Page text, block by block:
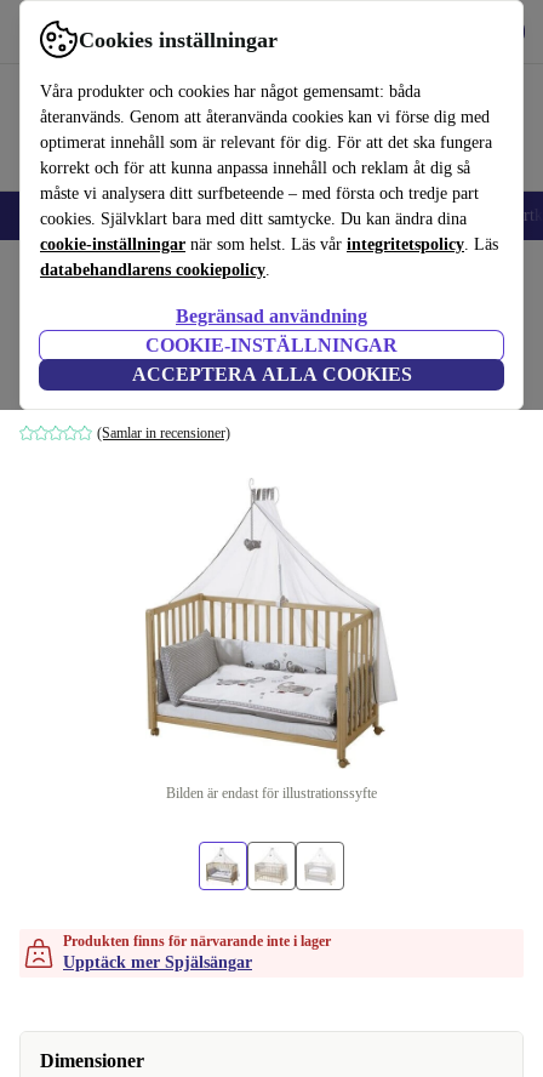
Cookies inställningar
Våra produkter och cookies har något gemensamt: båda
återanvänds. Genom att återanvända cookies kan vi förse dig med
optimerat innehåll som är relevant för dig. För att det ska fungera
korrekt och för att kunna anpassa innehåll och reklam åt dig så
måste vi analysera ditt surfbeteende – med första och tredje part
cookies. Självklart bara med ditt samtycke. Du kan ändra dina
cookie-inställningar när som helst. Läs vår integritetspolicy. Läs
databehandlarens cookiepolicy.
Begränsad användning
COOKIE-INSTÄLLNINGAR
ACCEPTERA ALLA COOKIES
Använd refurbed snabbt och enkelt
🎒 Back to school Mobiltelefoner Bärbara datorer Surfplattor
Hem Barn & ungar Spjälsängar
Roba Room Bed Jumbotwins säng som
står intill
brun
(Samlar in recensioner)
Bilden är endast för illustrationssyfte
Produkten finns för närvarande inte i lager
Upptäck mer Spjälsängar
Dimensioner